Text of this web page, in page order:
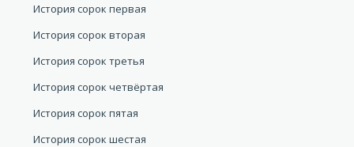
История сорок первая
История сорок вторая
История сорок третья
История сорок четвёртая
История сорок пятая
История сорок шестая